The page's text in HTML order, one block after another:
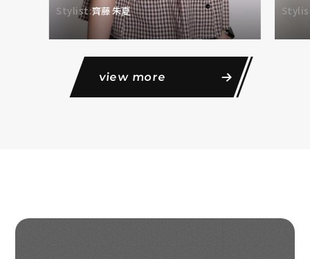
Stylist:齊藤 朱夏
view more